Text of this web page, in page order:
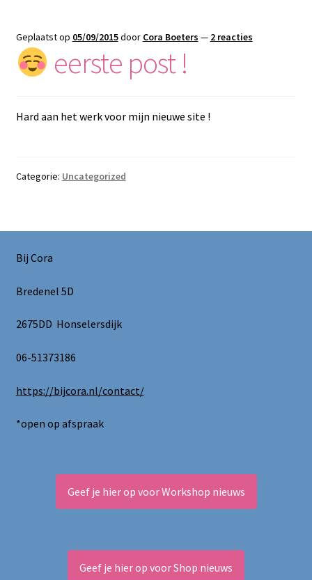
Geplaatst op 05/09/2015door Cora Boeters — 2 reacties
eerste post !
Hard aan het werk voor mijn nieuwe site !
Categorie: Uncategorized
Bij Cora
Bredenel 5D
2675DD Honselersdijk
06-51373186
https://bijcora.nl/contact/
*open op afspraak
Geef je hier op voor Workshop nieuws
Geef je hier op voor Shop nieuws